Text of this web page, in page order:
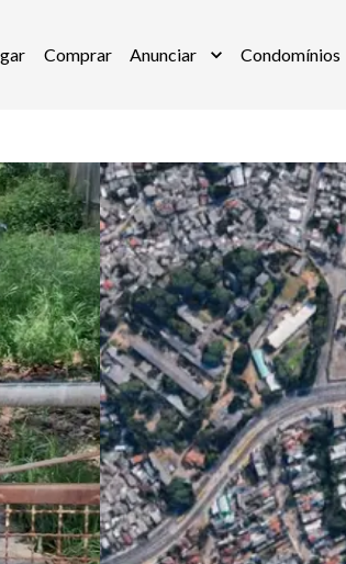
Comprar Anunciar Condomínios